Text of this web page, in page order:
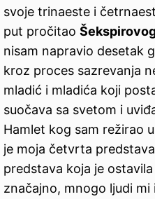
svoje trinaeste i
put pročitao
nisam napravio desetak
kroz proces sazrevanja
mladić i mladića koji
suočava sa svetom i
Hamlet kog sam režirao
je moja četvrta
predstava koja je
značajno, mnogo ljudi